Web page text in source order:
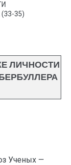
35)
ЛИЧНОСТИ
Ученых —